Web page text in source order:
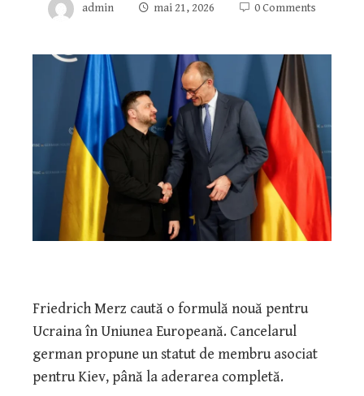
admin mai 21, 2026 0 Comments
Friedrich Merz caută o formulă nouă pentru
Ucraina în Uniunea Europeană. Cancelarul
german propune un statut de membru asociat
pentru Kiev, până la aderarea completă.